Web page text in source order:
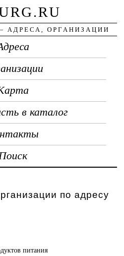
АДРЕСА, ОРГАНИЗАЦИИ
в каталог
Поиск
по адресу
питания